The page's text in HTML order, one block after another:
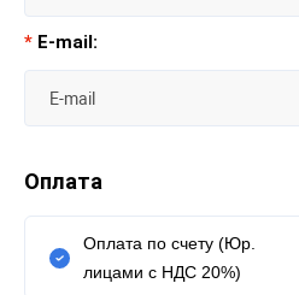
* E-mail:
Оплата
Оплата по счету (Юр.
лицами с НДС 20%)